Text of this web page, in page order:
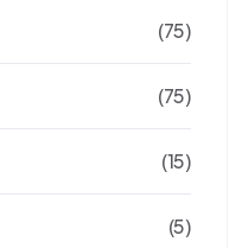
(75)
(75)
(15)
(5)